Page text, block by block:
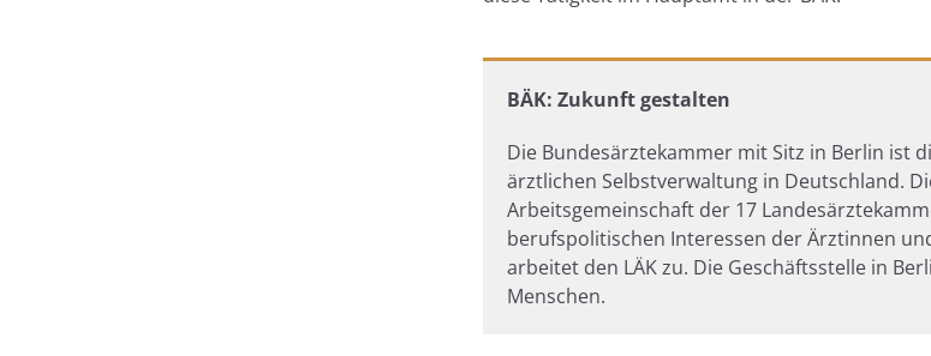
BÄK: Zukunft gestalten
Die Bundesärztekammer mit Sitz in Berlin ist
ärztlichen Selbstverwaltung in Deutschland.
Arbeitsgemeinschaft der 17
berufspolitischen Interessen der Ärztinnen
arbeitet den LÄK zu. Die Geschäftsstelle in
Menschen.